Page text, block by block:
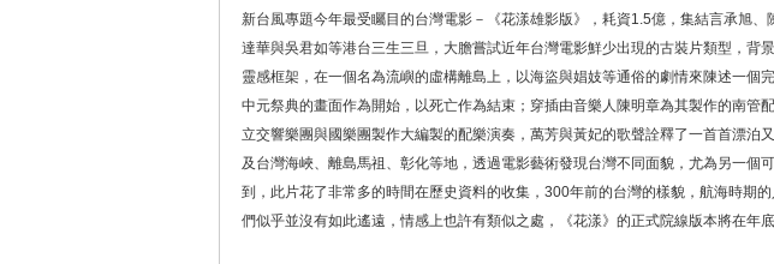
新台風專題今年最受矚目的台灣電影－《花漾雄影版》，耗資1.5億，集結言承旭、
達華與吳君如等港台三生三旦，大膽嘗試近年台灣電影鮮少出現的古裝片類型，背
靈感框架，在一個名為流嶼的虛構離島上，以海盜與娼妓等通俗的劇情來陳述一個
中元祭典的畫面作為開始，以死亡作為結束；穿插由音樂人陳明章為其製作的南管
立交響樂團與國樂團製作大編製的配樂演奏，萬芳與黃妃的歌聲詮釋了一首首漂泊
及台灣海峽、離島馬祖、彰化等地，透過電影藝術發現台灣不同面貌，尤為另一個
到，此片花了非常多的時間在歷史資料的收集，300年前的台灣的樣貌，航海時期
們似乎並沒有如此遙遠，情感上也許有類似之處，《花漾》的正式院線版本將在年底